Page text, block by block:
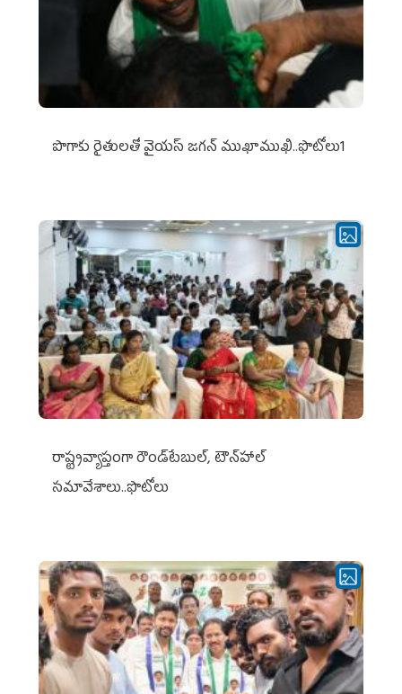
పొగాకు రైతుల‌తో వైయ‌స్ జ‌గ‌న్ ముఖాముఖి..ఫొటోలు1
రాష్ట్రవ్యాప్తంగా రౌండ్‌టేబుల్‌, టౌన్‌హాల్‌
సమావేశాలు..ఫొటోలు